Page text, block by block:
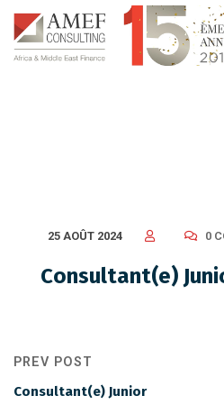
25 AOÛT 2024 0
Consultant(e)
PREV POST
Consultant(e) Junior